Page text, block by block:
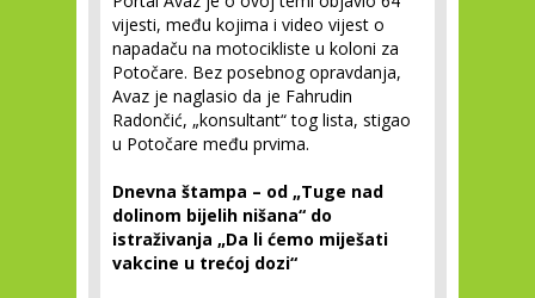
vijesti, među kojima i video vijest o
napadaču na motocikliste u koloni za
Potočare. Bez posebnog opravdanja,
Avaz je naglasio da je Fahrudin
Radončić, „konsultant“ tog lista, stigao
u Potočare među prvima.
Dnevna štampa – od „Tuge nad
dolinom bijelih nišana“ do
istraživanja „Da li ćemo miješati
vakcine u trećoj dozi“